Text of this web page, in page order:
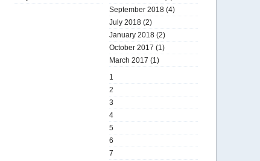
September 2018 (4)
July 2018 (2)
January 2018 (2)
October 2017 (1)
March 2017 (1)
1
2
3
4
5
6
7